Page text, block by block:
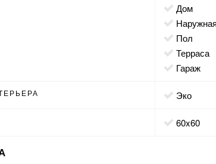
дом
наружная
пол
терраса
гараж
эко
60x60